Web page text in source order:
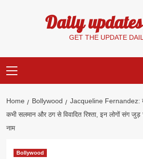
Daily
GET THE UPDATE
Menu
Home Bollywood
Jacqueline Fernandez:
कभी सलमान और ठग से विवादित रिश्ता, इन लोगों संग
नाम
Bollywood